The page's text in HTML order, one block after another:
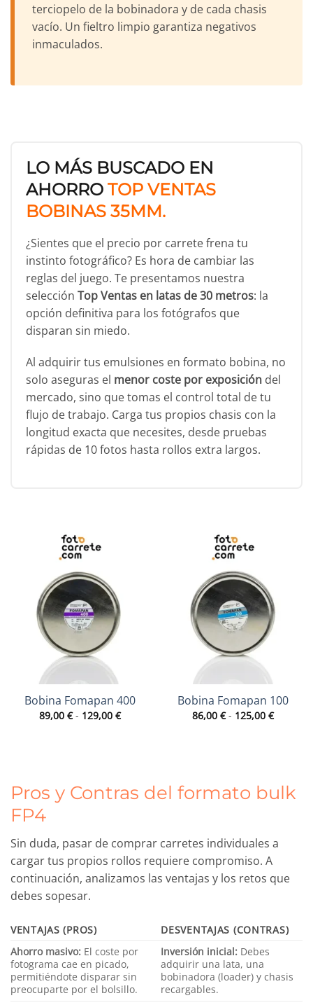
terciopelo de la bobinadora y de cada chasis
vacío. Un fieltro limpio garantiza negativos
inmaculados.
LO MÁS BUSCADO EN
AHORRO TOP VENTAS
BOBINAS 35MM.
¿Sientes que el precio por carrete frena tu
instinto fotográfico? Es hora de cambiar las
reglas del juego. Te presentamos nuestra
selección Top Ventas en latas de 30 metros: la
opción definitiva para los fotógrafos que
disparan sin miedo.
Al adquirir tus emulsiones en formato bobina, no
solo aseguras el menor coste por exposición del
mercado, sino que tomas el control total de tu
flujo de trabajo. Carga tus propios chasis con la
longitud exacta que necesites, desde pruebas
rápidas de 10 fotos hasta rollos extra largos.
Bobina Fomapan 400
89,00 € - 129,00 €Rango
de
Bobina Fomapan 100
86,00 € - 125,00 €Rango
de
Pros y Contras del formato bulk
FP4
Sin duda, pasar de comprar carretes individuales a
cargar tus propios rollos requiere compromiso. A
continuación, analizamos las ventajas y los retos que
debes sopesar.
VENTAJAS (PROS)
DESVENTAJAS (CONTRAS)
Ahorro masivo: El coste por
fotograma cae en picado,
permitiéndote disparar sin
preocuparte por el bolsillo.
Inversión inicial: Debes
adquirir una lata, una
bobinadora (loader) y chasis
recargables.